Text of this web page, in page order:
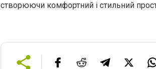
створюючи комфортний і стильний